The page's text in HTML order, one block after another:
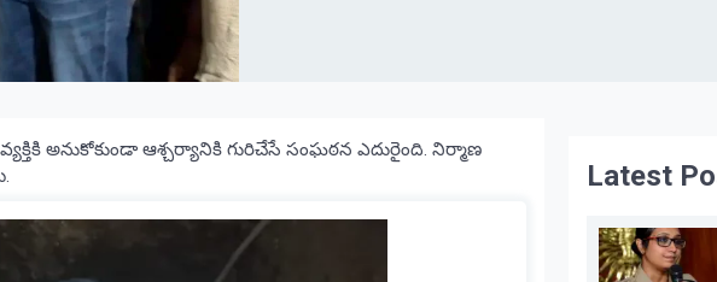
అనుకోకుండా ఆశ్చర్యానికి గురిచేసే సంఘఠన ఎదురైంది. నిర్మాణ
Latest